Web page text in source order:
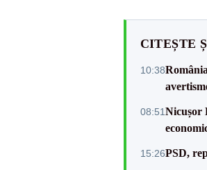
CITEȘTE
10:38
08:51Nicușor
15:26PSD,